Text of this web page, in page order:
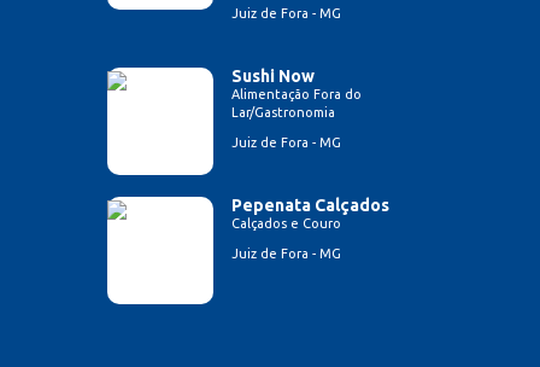
Juiz de Fora - MG
Sushi Now
Alimentação Fora do
Lar/Gastronomia
Juiz de Fora - MG
Pepenata Calçados
Calçados e Couro
Juiz de Fora - MG